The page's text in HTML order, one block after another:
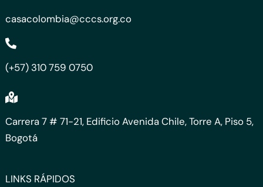
casacolombia@cccs.org.co
(+57) 310 759 0750
Carrera 7 # 71-21, Edificio Avenida Chile, Torre A, Piso 5,
Bogotá
LINKS RÁPIDOS